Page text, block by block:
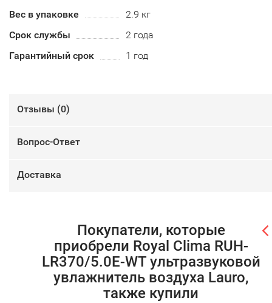
Вес в упаковке
2.9 кг
Срок службы
2 года
Гарантийный срок
1 год
Отзывы (0)
Вопрос-Ответ
Доставка
Покупатели, которые
приобрели Royal Clima RUH-
LR370/5.0E-WT ультразвуковой
увлажнитель воздуха Lauro,
также купили